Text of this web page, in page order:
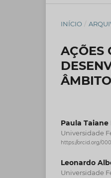
INÍCIO /
AÇÕES
Paula Taiane
Universidade
https://orcid.org/
Leonardo
Universidade